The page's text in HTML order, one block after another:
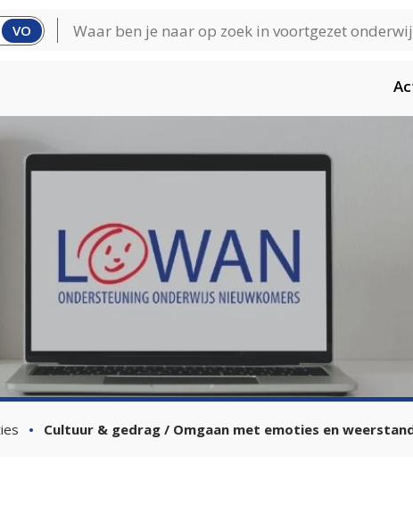
VO
Cultuur & gedrag / Omgaan met emoties en